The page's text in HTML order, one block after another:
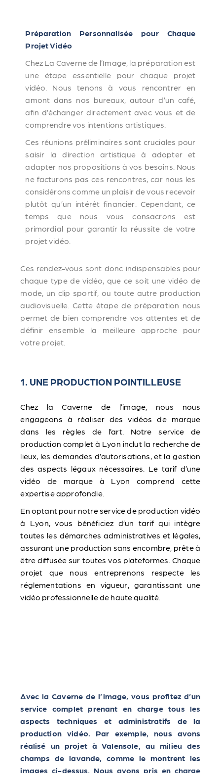
Préparation Personnalisée pour Chaque
Projet Vidéo
Chez La Caverne de l’Image, la préparation est
une étape essentielle pour chaque projet
vidéo. Nous tenons à vous rencontrer en
amont dans nos bureaux, autour d’un café,
afin d’échanger directement avec vous et de
comprendre vos intentions artistiques.
Ces réunions préliminaires sont cruciales pour
saisir la direction artistique à adopter et
adapter nos propositions à vos besoins. Nous
ne facturons pas ces rencontres, car nous les
considérons comme un plaisir de vous recevoir
plutôt qu’un intérêt financier. Cependant, ce
temps que nous vous consacrons est
primordial pour garantir la réussite de votre
projet vidéo.
Ces rendez-vous sont donc indispensables pour
chaque type de vidéo, que ce soit une vidéo de
mode, un clip sportif, ou toute autre production
audiovisuelle. Cette étape de préparation nous
permet de bien comprendre vos attentes et de
définir ensemble la meilleure approche pour
votre projet.
1. UNE PRODUCTION POINTILLEUSE
Chez la Caverne de l’image, nous nous
engageons à réaliser des vidéos de marque
dans les règles de l’art. Notre service de
production complet à Lyon inclut la recherche de
lieux, les demandes d’autorisations, et la gestion
des aspects légaux nécessaires. Le tarif d’une
vidéo de marque à Lyon comprend cette
expertise approfondie.
En optant pour notre service de production vidéo
à Lyon, vous bénéficiez d’un tarif qui intègre
toutes les démarches administratives et légales,
assurant une production sans encombre, prête à
être diffusée sur toutes vos plateformes. Chaque
projet que nous entreprenons respecte les
réglementations en vigueur, garantissant une
vidéo professionnelle de haute qualité.
Avec la Caverne de l’image, vous profitez d’un
service complet prenant en charge tous les
aspects techniques et administratifs de la
production vidéo. Par exemple, nous avons
réalisé un projet à Valensole, au milieu des
champs de lavande, comme le montrent les
images ci-dessus. Nous avons pris en charge